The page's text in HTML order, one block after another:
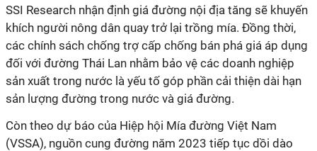
SSI Research nhận định giá đường nội địa tăng sẽ khuyến
khích người nông dân quay trở lại trồng mía. Đồng thời,
các chính sách chống trợ cấp chống bán phá giá áp dụng
đối với đường Thái Lan nhằm bảo vệ các doanh nghiệp
sản xuất trong nước là yếu tố góp phần cải thiện dài hạn
sản lượng đường trong nước và giá đường.
Còn theo dự báo của Hiệp hội Mía đường Việt Nam
(VSSA), nguồn cung đường năm 2023 tiếp tục dồi dào